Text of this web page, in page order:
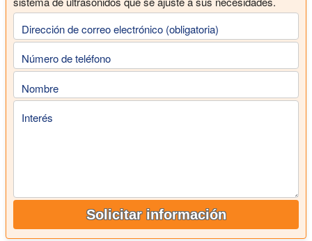
Dirección de correo electrónico (obligatoria)
Número de teléfono
Nombre
Interés
Solicitar información